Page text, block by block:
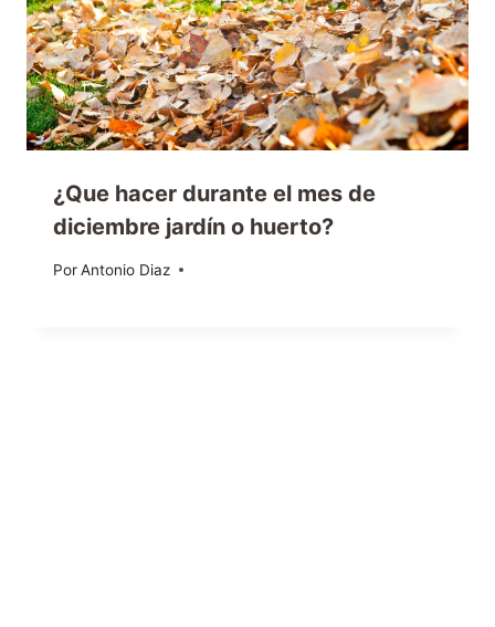
¿Que hacer durante el mes de
diciembre jardín o huerto?
PorAntonio Diaz
16/12/2022